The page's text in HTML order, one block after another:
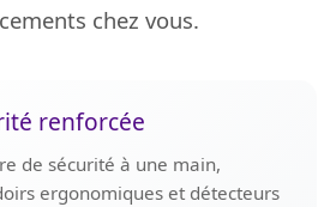
chez vous.
renforcée
de sécurité à une main,
ergonomiques et détecteurs